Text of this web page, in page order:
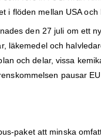
i flöden mellan USA
den 27 juli om ett
läkemedel och
och delar, vissa
pausar
paket att minska